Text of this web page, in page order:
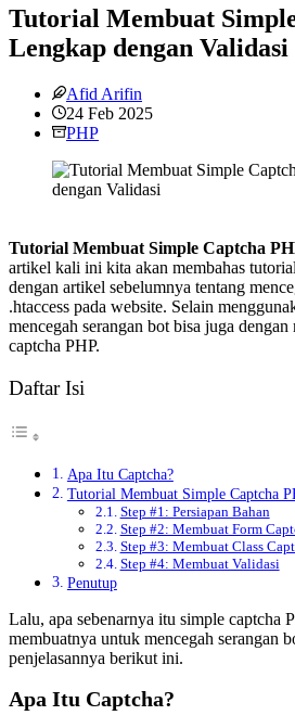
Tutorial Membuat
Lengkap dengan Validasi
Afid Arifin
24 Feb 2025
PHP
Tutorial Membuat Simple Captcha
artikel kali ini kita akan membahas
dengan artikel sebelumnya tentang
.htaccess pada website. Selain
mencegah serangan bot bisa juga
captcha PHP.
Daftar Isi
Apa Itu Captcha?
Tutorial Membuat Simple Captcha
Step #1: Persiapan Bahan
Step #2: Membuat Form
Step #3: Membuat Class
Step #4: Membuat Validasi
Penutup
Lalu, apa sebenarnya itu simple captcha
membuatnya untuk mencegah serangan
penjelasannya berikut ini.
Apa Itu Captcha?